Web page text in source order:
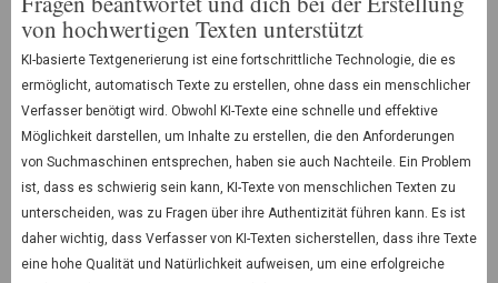
von hochwertigen Texten unterstützt
KI-basierte Textgenerierung ist eine fortschrittliche Technologie, die es
ermöglicht, automatisch Texte zu erstellen, ohne dass ein menschlicher
Verfasser benötigt wird. Obwohl KI-Texte eine schnelle und effektive
Möglichkeit darstellen, um Inhalte zu erstellen, die den Anforderungen
von Suchmaschinen entsprechen, haben sie auch Nachteile. Ein Problem
ist, dass es schwierig sein kann, KI-Texte von menschlichen Texten zu
unterscheiden, was zu Fragen über ihre Authentizität führen kann. Es ist
daher wichtig, dass Verfasser von KI-Texten sicherstellen, dass ihre Texte
eine hohe Qualität und Natürlichkeit aufweisen, um eine erfolgreiche